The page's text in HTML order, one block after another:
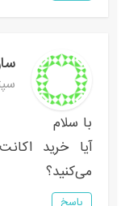
سپتامبر
با سلام
آیا خرید
می‌کنید؟
پاسخ